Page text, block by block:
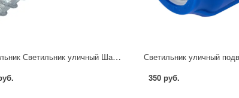
Светильник Светильник уличный Шар TDM Electric Кольца 60 Вт IP54 цвет черный без опоры
350 руб.